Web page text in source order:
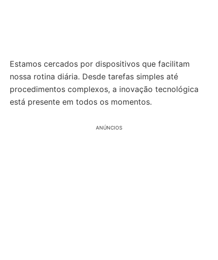
Estamos cercados por dispositivos que facilitam
nossa rotina diária. Desde tarefas simples até
procedimentos complexos, a inovação tecnológica
está presente em todos os momentos.
ANÚNCIOS